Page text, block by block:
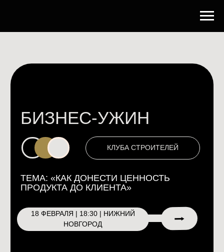
⭢
18 ФЕВРАЛЯ | 18:30 | НИЖНИЙ
НОВГОРОД
ПРЕДПРИНИМАТЕЛЕЙ
100+